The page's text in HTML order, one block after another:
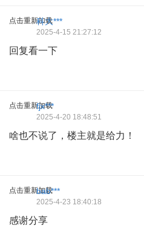
点击重新加载
科大***
2025-4-15 21:27:12
回复看一下
点击重新加载
fjx***
2025-4-20 18:48:51
啥也不说了，楼主就是给力！
点击重新加载
bab***
2025-4-23 18:40:18
感谢分享